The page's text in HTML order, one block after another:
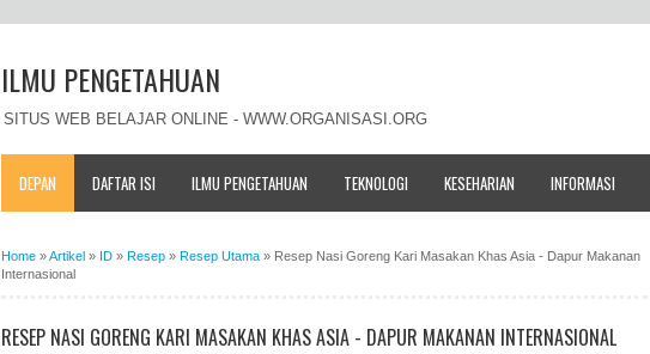
ILMU PENGETAHUAN
SITUS WEB BELAJAR ONLINE - WWW.ORGANISASI.ORG
DEPAN DAFTAR ISI ILMU PENGETAHUAN TEKNOLOGI KESEHARIAN INFORMASI
Home »Artikel » ID » Resep » Resep Utama » Resep Nasi Goreng Kari Masakan Khas Asia - Dapur Makanan
Internasional
RESEP NASI GORENG KARI MASAKAN KHAS ASIA - DAPUR MAKANAN INTERNASIONAL